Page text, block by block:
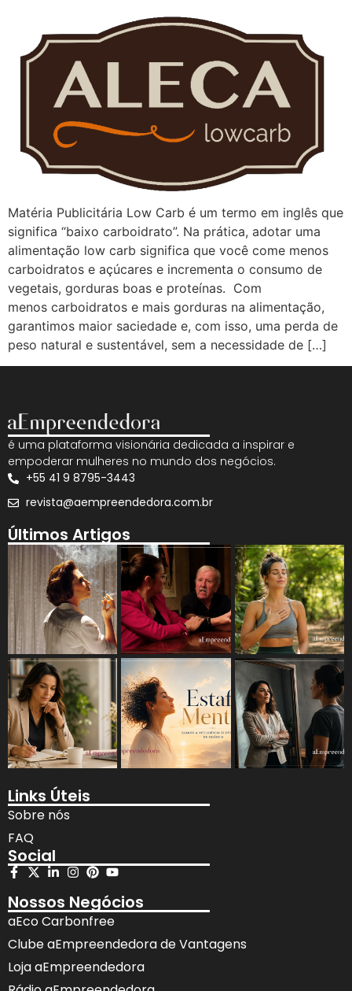
Matéria Publicitária Low Carb é um termo em inglês que
significa “baixo carboidrato”. Na prática, adotar uma
alimentação low carb significa que você come menos
carboidratos e açúcares e incrementa o consumo de
vegetais, gorduras boas e proteínas. Com
menos carboidratos e mais gorduras na alimentação,
garantimos maior saciedade e, com isso, uma perda de
peso natural e sustentável, sem a necessidade de […]
é uma plataforma visionária dedicada a inspirar e
empoderar mulheres no mundo dos negócios.
+55 41 9 8795-3443
revista@aempreendedora.com.br
Últimos Artigos
Links Úteis
Sobre nós
FAQ
Social
Nossos Negócios
aEco Carbonfree
Clube aEmpreendedora de Vantagens
Loja aEmpreendedora